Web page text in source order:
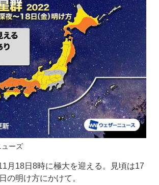
ーズ
月18日8時に極大を迎える。見頃は17
の明け方にかけて。